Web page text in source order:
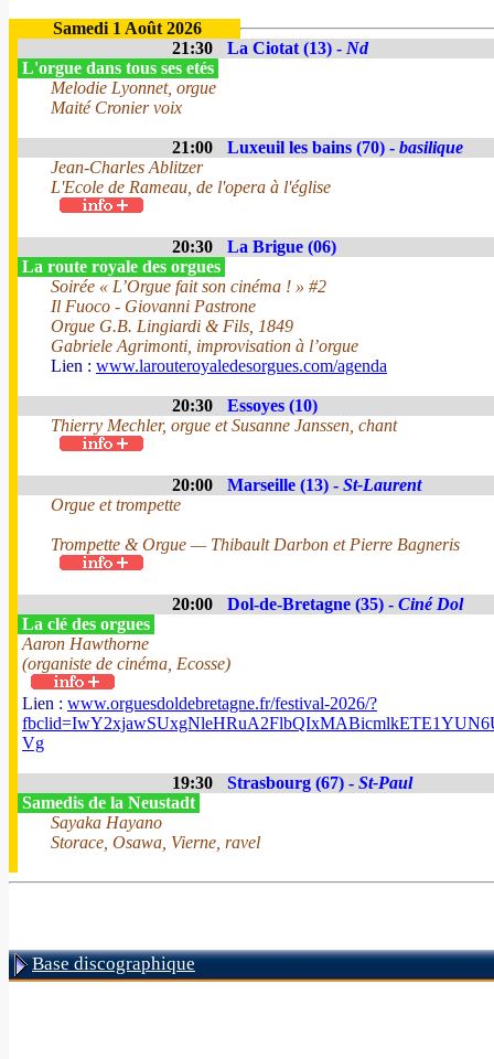
Samedi 1 Août 2026
21:30
La Ciotat (13) - Nd
L'orgue dans tous ses etés
Melodie Lyonnet, orgue
Maité Cronier voix
21:00 Luxeuil les bains (70) - basilique
Jean-Charles Ablitzer
L'Ecole de Rameau, de l'opera à l'église
20:30
La Brigue (06)
La route royale des orgues
Soirée « L’Orgue fait son cinéma ! » #2
Il Fuoco - Giovanni Pastrone
Orgue G.B. Lingiardi & Fils, 1849
Gabriele Agrimonti, improvisation à l’orgue
Lien : www.larouteroyaledesorgues.com/agenda
20:30
Essoyes (10)
Thierry Mechler, orgue et Susanne Janssen, chant
20:00 Marseille (13) - St-Laurent
Orgue et trompette
Trompette & Orgue — Thibault Darbon et Pierre Bagneris
20:00 Dol-de-Bretagne (35) - Ciné Dol
La clé des orgues
Aaron Hawthorne
(organiste de cinéma, Ecosse)
Lien : www.orguesdoldebretagne.fr/festival-2026/?
Vg
19:30 Strasbourg (67) - St-Paul
Samedis de la Neustadt
Sayaka Hayano
Storace, Osawa, Vierne, ravel
Base discographique